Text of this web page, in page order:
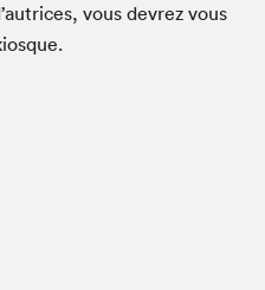
vous devrez vous